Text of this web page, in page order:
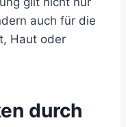
auch für die
Haut oder
durch